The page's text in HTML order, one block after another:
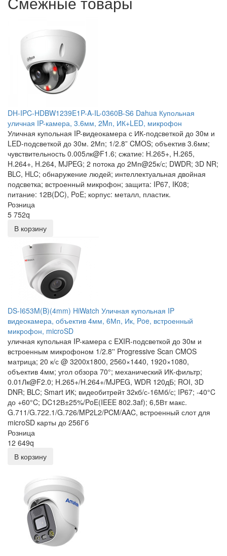
DH-IPC-HDBW1239E1P-A-IL-0360B-S6 Dahua Купольная
уличная IP-камера, 3.6мм, 2Mп, ИК+LED, микрофон
Уличная купольная IP-видеокамера с ИК-подсветкой до 30м и
LED-подсветкой до 30м. 2Мп; 1/2.8” CMOS; объектив 3.6мм;
чувствительность 0.005лк@F1.6; сжатие: H.265+, H.265,
H.264+, H.264, MJPEG; 2 потока до 2Мп@25к/с; DWDR; 3D NR;
BLC, HLC; обнаружение людей; интеллектуальная двойная
подсветка; встроенный микрофон; защита: IP67, IK08;
питание: 12В(DC), PoE; корпус: металл, пластик.
Розница
5 752q
В корзину
DS-I653M(B)(4mm) HiWatch Уличная купольная IP
видеокамера, объектив 4мм, 6Мп, Ик, Poe, встроенный
микрофон, microSD
уличная купольная IP-камера с EXIR-подсветкой до 30м и
встроенным микрофоном 1/2.8'' Progressive Scan CMOS
матрица; 20 к/с @ 3200x1800, 2560×1440, 1920×1080,
объектив 4мм; угол обзора 70°; механический ИК-фильтр;
0.01Лк@F2.0; H.265+/H.264+/MJPEG, WDR 120дБ; ROI, 3D
DNR; BLC; Smart ИК; видеобитрейт 32кб/с-16Мб/с; IP67; -40°C
до +60°C; DC12В±25%/PoE(IEEE 802.3af); 6,5Вт макс.
G.711/G.722.1/G.726/MP2L2/PCM/AAC, встроенный слот для
microSD карты до 256Гб
Розница
12 649q
В корзину